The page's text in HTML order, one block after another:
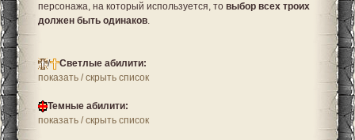
персонажа, на который используется, то выбор всех троих
должен быть одинаков.
/
Светлые абилити:
показать / скрыть список
Темные абилити:
показать / скрыть список